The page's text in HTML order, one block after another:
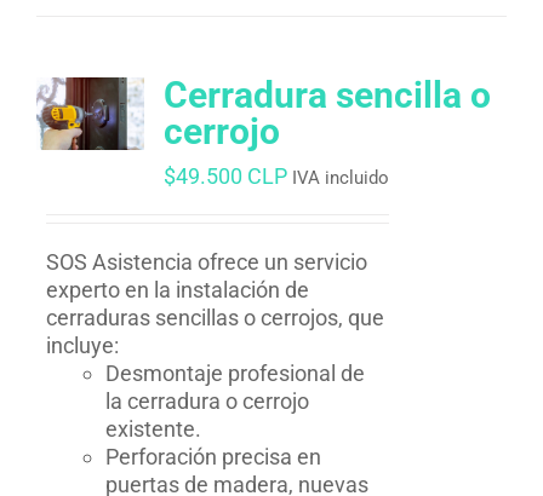
Cerradura sencilla o
cerrojo
$49.500 CLP IVA incluido
SOS Asistencia ofrece un servicio
experto en la instalación de
cerraduras sencillas o cerrojos, que
incluye:
Desmontaje profesional de
la cerradura o cerrojo
existente.
Perforación precisa en
puertas de madera, nuevas